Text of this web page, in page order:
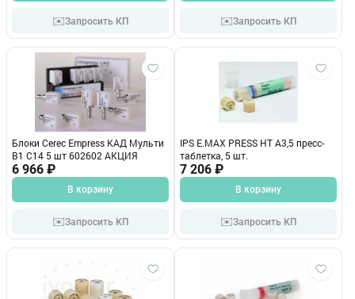
✉️Запросить КП ✉️Запросить КП
Блоки Cerec Empress КАД Мульти
В1 С14 5 шт 602602 АКЦИЯ
6 966 ₽
В корзину
✉️Запросить КП
IPS E.MAX PRESS HT A3,5 пресс-
таблетка, 5 шт.
7 206 ₽
В корзину
✉️Запросить КП